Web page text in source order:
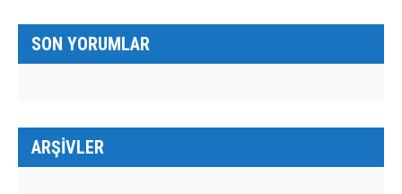
SON YORUMLAR
ARŞIVLER